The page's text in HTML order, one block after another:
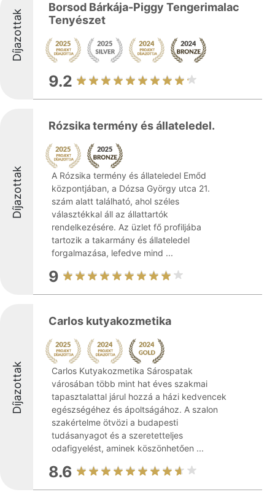
Díjazottak
Borsod Bárkája-Piggy Tengerimalac
Tenyészet
9.2
Díjazottak
Rózsika termény és állateledel.
A Rózsika termény és állateledel Emőd
központjában, a Dózsa György utca 21.
szám alatt található, ahol széles
választékkal áll az állattartók
rendelkezésére. Az üzlet fő profiljába
tartozik a takarmány és állateledel
forgalmazása, lefedve mind ...
9
Díjazottak
Carlos kutyakozmetika
Carlos Kutyakozmetika Sárospatak
városában több mint hat éves szakmai
tapasztalattal járul hozzá a házi kedvencek
egészségéhez és ápoltságához. A szalon
szakértelme ötvözi a budapesti
tudásanyagot és a szeretetteljes
odafigyelést, aminek köszönhetően ...
8.6